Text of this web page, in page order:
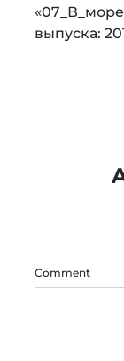
Audio
Player
выпуска:
Comment